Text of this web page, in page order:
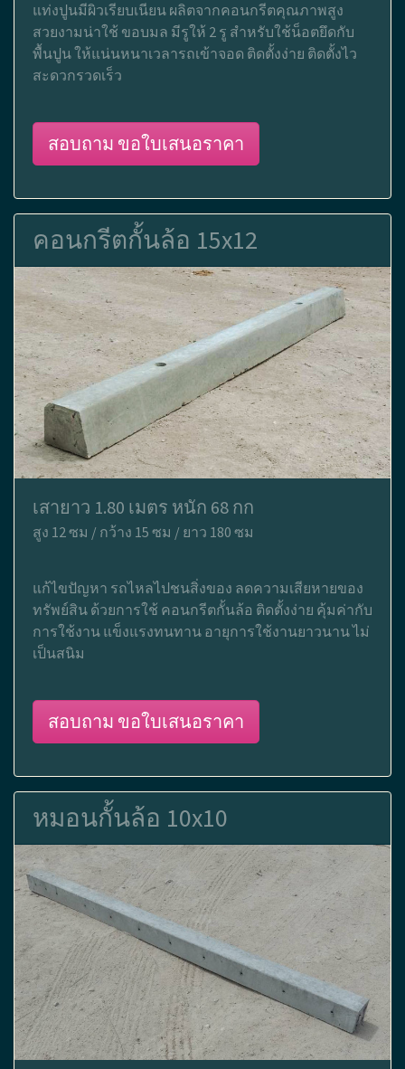
แท่งปูนมีผิวเรียบเนียน ผลิตจากคอนกรีตคุณภาพสูง
สวยงามน่าใช้ ขอบมล มีรูให้ 2 รู สำหรับใช้น็อตยึดกับ
พื้นปูน ให้แน่นหนาเวลารถเข้าจอด ติดตั้งง่าย ติดตั้งไว
สะดวกรวดเร็ว
สอบถาม ขอใบเสนอราคา
คอนกรีตกั้นล้อ 15x12
เสายาว 1.80 เมตร หนัก 68 กก
สูง 12 ซม / กว้าง 15 ซม / ยาว 180 ซม
แก้ไขปัญหา รถไหลไปชนสิ่งของ ลดความเสียหายของ
ทรัพย์สิน ด้วยการใช้ คอนกรีตกั้นล้อ ติดตั้งง่าย คุ้มค่ากับ
การใช้งาน แข็งแรงทนทาน อายุการใช้งานยาวนาน ไม่
เป็นสนิม
สอบถาม ขอใบเสนอราคา
หมอนกั้นล้อ 10x10